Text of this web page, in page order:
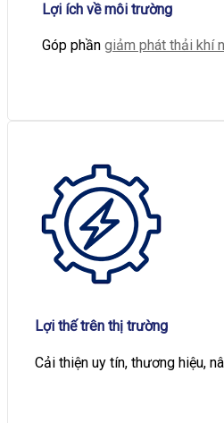
Lợi ích về môi trường
Góp phần giảm phát thải khí
Lợi thế trên thị trường
Cải thiện uy tín, thương hiệu,